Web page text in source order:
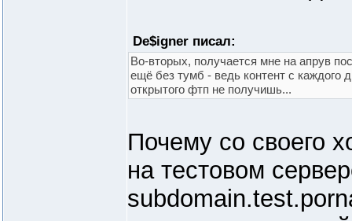
De$igner писал:
Во-вторых, получается мне на апрув
ещё без тумб - ведь контент с каждого
открытого фтп не получишь...
Почему со своего
на тестовом